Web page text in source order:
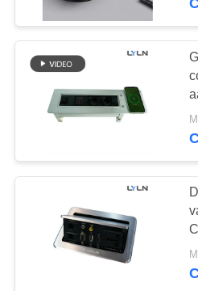
ONS
FABRIEKSREIS
CONTACTEER
NIEUWS
Intrekbare
Mic
De
de